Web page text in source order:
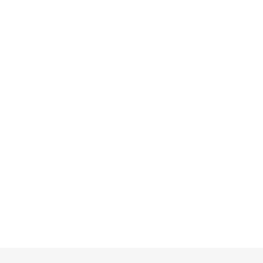
ne tik patiksiančio aromato bei skonio, tačiau ir būtent jums